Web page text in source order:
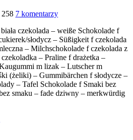
258 7 komentarzy
czekolada – weiße Schokolade f
słodycz – Süßigkeit f czekolada
– Milchschokolade f czekolada z
– Praline f drażetka –
m lizak – Lutscher m
(żeliki) – Gummibärchen f słodycze –
– Tafel Schokolade f Smaki bez
smaku – fade dziwny – merkwürdig